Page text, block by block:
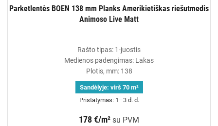
Parketlentės BOEN 138 mm Planks Amerikietiškas riešutmedis
Animoso Live Matt
Rašto tipas: 1-juostis
Medienos padengimas: Lakas
Plotis, mm: 138
Sandėlyje: virš 70 m²
Pristatymas: 1–3 d. d.
178 €/m² su PVM